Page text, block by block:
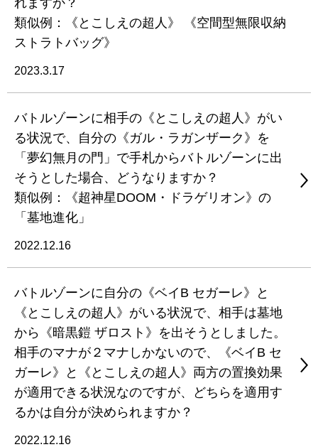
れますか？
類似例：《とこしえの超人》 《空間型無限収納
ストラトバッグ》
2023.3.17
バトルゾーンに相手の《とこしえの超人》がい
る状況で、自分の《ガル・ラガンザーク》を
「夢幻無月の門」で手札からバトルゾーンに出
そうとした場合、どうなりますか？
類似例：《超神星DOOM・ドラゲリオン》の
「墓地進化」
2022.12.16
バトルゾーンに自分の《ベイB セガーレ》と
《とこしえの超人》がいる状況で、相手は墓地
から《暗黒鎧 ザロスト》を出そうとしました。
相手のマナが２マナしかないので、《ベイB セ
ガーレ》と《とこしえの超人》両方の置換効果
が適用できる状況なのですが、どちらを適用す
るかは自分が決められますか？
2022.12.16